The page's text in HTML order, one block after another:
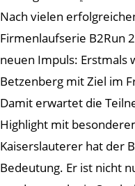
Nach vielen
Firmenlaufserie B2Run
neuen Impuls: Erstmals
Betzenberg mit Ziel im
Damit erwartet die
Highlight mit
Kaiserslauterer hat der
Bedeutung. Er ist nicht